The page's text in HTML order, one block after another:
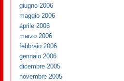
giugno 2006
maggio 2006
aprile 2006
marzo 2006
febbraio 2006
gennaio 2006
dicembre 2005
novembre 2005